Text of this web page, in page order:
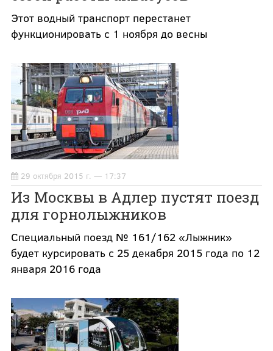
Этот водный транспорт перестанет
функционировать с 1 ноября до весны
29 октября 2015 г. — 17:37
Из Москвы в Адлер пустят поезд
для горнолыжников
Специальный поезд № 161/162 «Лыжник»
будет курсировать с 25 декабря 2015 года по 12
января 2016 года